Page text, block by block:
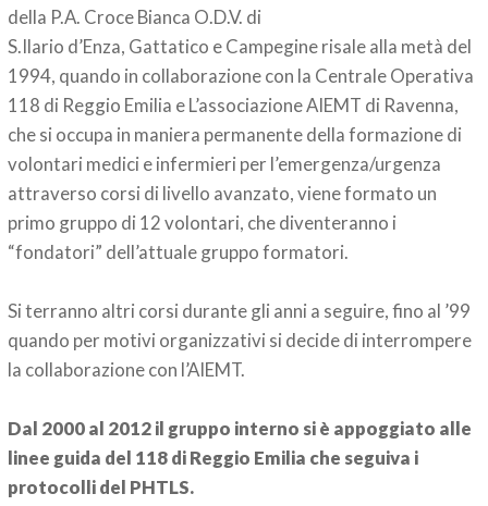
della P.A. Croce Bianca O.D.V. di
S.Ilario d’Enza, Gattatico e Campegine risale alla metà del
1994, quando in collaborazione con la Centrale Operativa
118 di Reggio Emilia e L’associazione AIEMT di Ravenna,
che si occupa in maniera permanente della formazione di
volontari medici e infermieri per l’emergenza/urgenza
attraverso corsi di livello avanzato, viene formato un
primo gruppo di 12 volontari, che diventeranno i
“fondatori” dell’attuale gruppo formatori.
Si terranno altri corsi durante gli anni a seguire, fino al ’99
quando per motivi organizzativi si decide di interrompere
la collaborazione con l’AIEMT.
Dal 2000 al 2012 il gruppo interno si è appoggiato alle
linee guida del 118 di Reggio Emilia che seguiva i
protocolli del PHTLS.